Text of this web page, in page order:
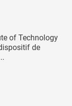
of Technology
de